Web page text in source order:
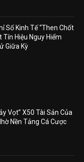
Số Kinh Tế “Then Chốt
Tín Hiệu Nguy Hiểm
Giữa Kỳ
Vọt” X50 Tài Sản Của
Nền Tảng Cá Cược